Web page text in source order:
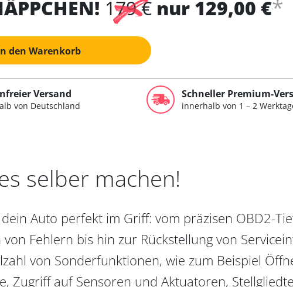
179 € nur 129,00 €*
den Warenkorb
Versand
von Deutschland
Schneller Premium-
innerhalb von 1 – 2
selber machen!
Auto perfekt im Griff: vom präzisen OBD2-
Fehlern bis hin zur Rückstellung von
von Sonderfunktionen, wie zum Beispiel
Zugriff auf Sensoren und Aktuatoren,